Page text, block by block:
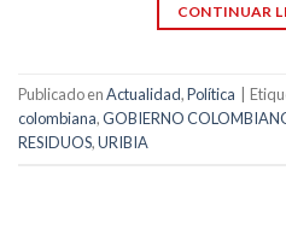
CONTINUAR
Publicado enActualidad,Política
colombiana,GOBIERNO
RESIDUOS,URIBIA